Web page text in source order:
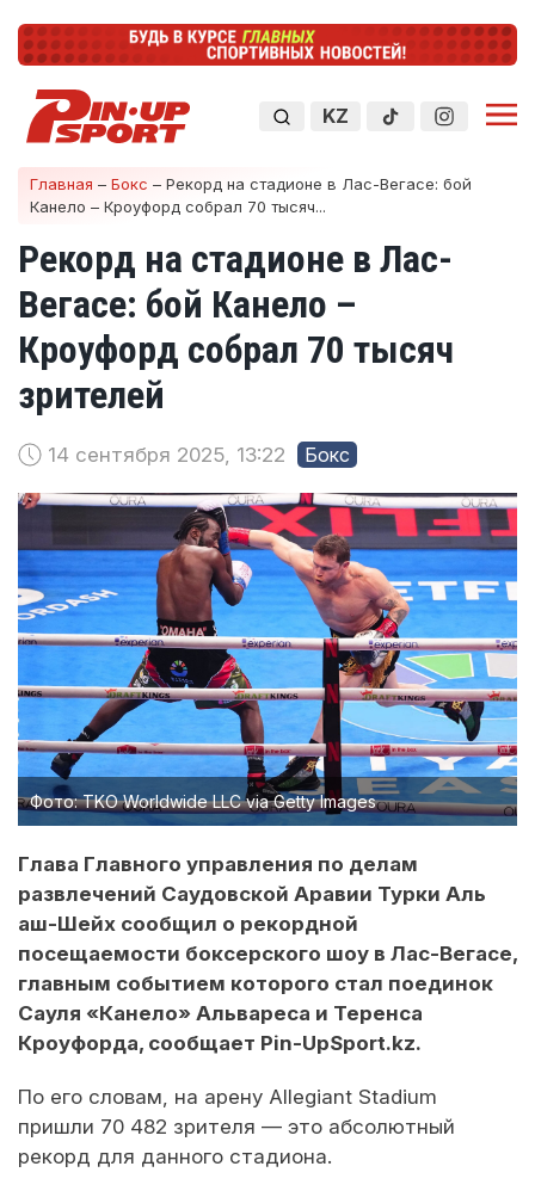
KZ
Главная – Бокс – Рекорд на стадионе в Лас-Вегасе: бой
Канело – Кроуфорд собрал 70 тысяч...
Рекорд на стадионе в Лас-
Вегасе: бой Канело –
Кроуфорд собрал 70 тысяч
зрителей
14 сентября 2025, 13:22 Бокс
Фото: TKO Worldwide LLC via Getty Images
Глава Главного управления по делам
развлечений Саудовской Аравии Турки Аль
аш-Шейх сообщил о рекордной
посещаемости боксерского шоу в Лас-Вегасе,
главным событием которого стал поединок
Сауля «Канело» Альвареса и Теренса
Кроуфорда, сообщает Pin-UpSport.kz.
По его словам, на арену Allegiant Stadium
пришли 70 482 зрителя — это абсолютный
рекорд для данного стадиона.